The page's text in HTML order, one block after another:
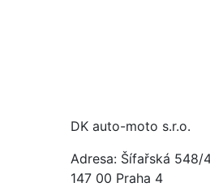
DK auto-moto s.r.o.
Adresa: Šífařská 548/
147 00 Praha 4